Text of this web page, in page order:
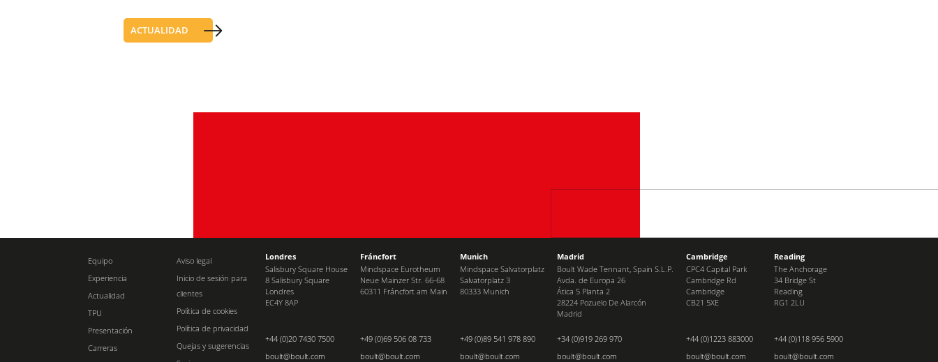
ACTUALIDAD
Equipo
Experiencia
Actualidad
TPU
Presentación
Carreras
Aviso legal
Inicio de sesión para
clientes
Política de cookies
Política de privacidad
Quejas y sugerencias
Londres
Salisbury Square House
8 Salisbury Square
Londres
EC4Y 8AP
+44 (0)20 7430 7500
boult@boult.com
Fráncfort
Mindspace Eurotheum
Neue Mainzer Str. 66-68
60311 Fráncfort am Main
+49 (0)69 506 08 733
boult@boult.com
Munich
Mindspace Salvatorplatz
Salvatorplatz 3
80333 Munich
+49 (0)89 541 978 890
boult@boult.com
Madrid
Boult Wade Tennant, Spain S.L.P.
Avda. de Europa 26
Ática 5 Planta 2
28224 Pozuelo De Alarcón
Madrid
+34 (0)919 269 970
boult@boult.com
Cambridge
CPC4 Capital Park
Cambridge Rd
Cambridge
CB21 5XE
+44 (0)1223 883000
boult@boult.com
Reading
The Anchorage
34 Bridge St
Reading
RG1 2LU
+44 (0)118 956 5900
boult@boult.com